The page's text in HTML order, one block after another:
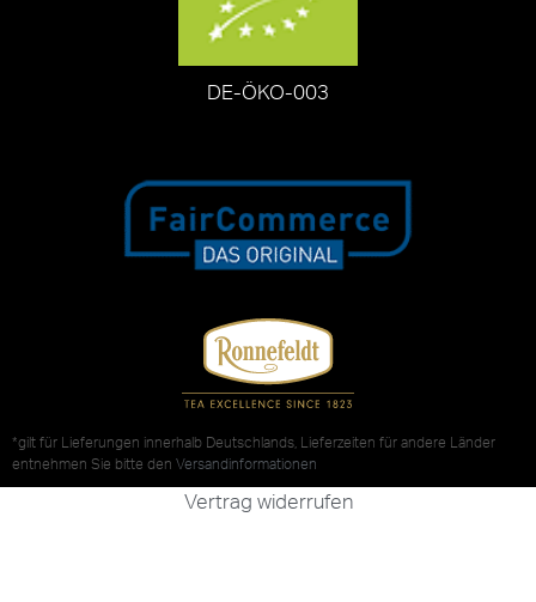
DE-ÖKO-003
*gilt für Lieferungen innerhalb Deutschlands, Lieferzeiten für andere Länder
entnehmen Sie bitte den Versandinformationen
Vertrag widerrufen